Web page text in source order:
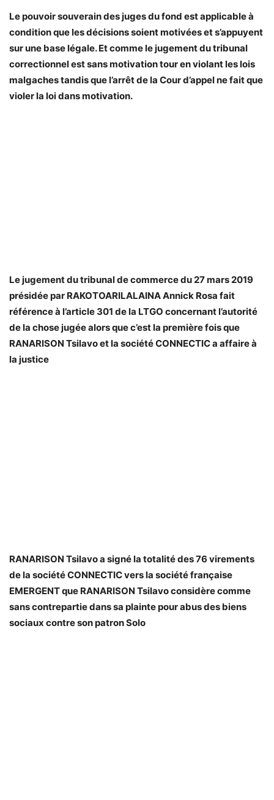
Le pouvoir souverain des juges du fond est applicable à
condition que les décisions soient motivées et s’appuyent
sur une base légale. Et comme le jugement du tribunal
correctionnel est sans motivation tour en violant les lois
malgaches tandis que l’arrêt de la Cour d’appel ne fait que
violer la loi dans motivation.
Le jugement du tribunal de commerce du 27 mars 2019
présidée par RAKOTOARILALAINA Annick Rosa fait
référence à l’article 301 de la LTGO concernant l’autorité
de la chose jugée alors que c’est la première fois que
RANARISON Tsilavo et la société CONNECTIC a affaire à
la justice
RANARISON Tsilavo a signé la totalité des 76 virements
de la société CONNECTIC vers la société française
EMERGENT que RANARISON Tsilavo considère comme
sans contrepartie dans sa plainte pour abus des biens
sociaux contre son patron Solo